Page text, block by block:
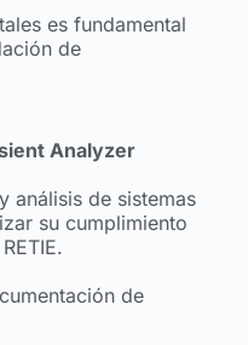
es fundamental
de
Analyzer
análisis de sistemas
su cumplimiento
de